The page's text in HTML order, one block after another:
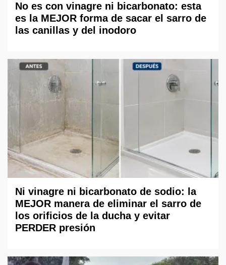
No es con vinagre ni bicarbonato: esta
es la MEJOR forma de sacar el sarro de
las canillas y del inodoro
Ni vinagre ni bicarbonato de sodio: la
MEJOR manera de eliminar el sarro de
los orificios de la ducha y evitar
PERDER presión